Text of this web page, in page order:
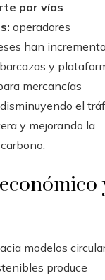
por vías
operadores
han
y
mercancías
el
y mejorando la
modelos
produce